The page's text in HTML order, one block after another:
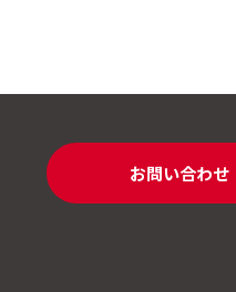
お問い合わせ